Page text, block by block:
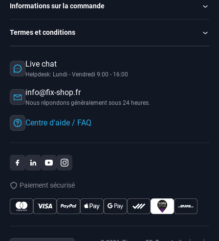
Informations sur la commande
Termes et conditions
Live chat
Helpdesk: Lundi - Vendredi 9:00 - 16:00
info@fix-shop.fr
Nous répondons généralement sous 24 heures.
Centre d'aide / FAQ
Paiement sécurisé